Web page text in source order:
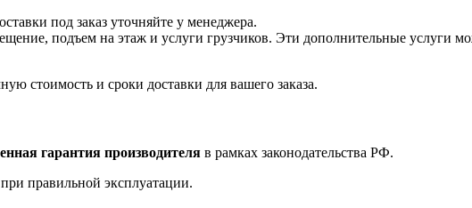
под заказ уточняйте у менеджера.
подъем на этаж и услуги грузчиков. Эти дополнительные услуги
стоимость и сроки доставки для вашего заказа.
гарантия производителя в рамках законодательства РФ.
правильной эксплуатации.